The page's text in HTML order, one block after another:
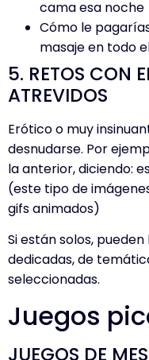
cama esa noche
Cómo le
masaje en todo
5. RETOS CON
ATREVIDOS
Erótico o muy
desnudarse. Por
la anterior, diciendo:
(este tipo de
gifs animados)
Si están solos,
dedicadas, de
seleccionadas.
Juegos
JUEGOS DE